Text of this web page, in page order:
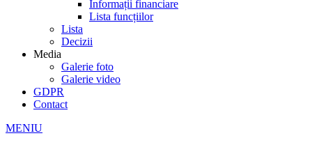
Informații financiare
Lista funcțiilor
Lista
Decizii
Media
Galerie foto
Galerie video
GDPR
Contact
MENIU